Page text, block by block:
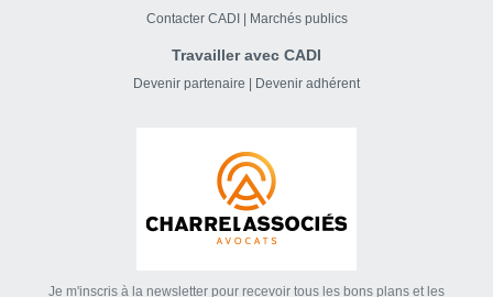
Contacter CADI | Marchés publics
Travailler avec CADI
Devenir partenaire | Devenir adhérent
Je m'inscris à la newsletter pour recevoir tous les bons plans et les